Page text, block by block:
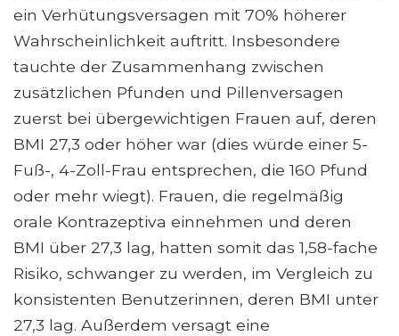
ein Verhütungsversagen mit 70% höherer
Wahrscheinlichkeit auftritt. Insbesondere
tauchte der Zusammenhang zwischen
zusätzlichen Pfunden und Pillenversagen
zuerst bei übergewichtigen Frauen auf, deren
BMI 27,3 oder höher war (dies würde einer 5-
Fuß-, 4-Zoll-Frau entsprechen, die 160 Pfund
oder mehr wiegt). Frauen, die regelmäßig
orale Kontrazeptiva einnehmen und deren
BMI über 27,3 lag, hatten somit das 1,58-fache
Risiko, schwanger zu werden, im Vergleich zu
konsistenten Benutzerinnen, deren BMI unter
27,3 lag. Außerdem versagt eine